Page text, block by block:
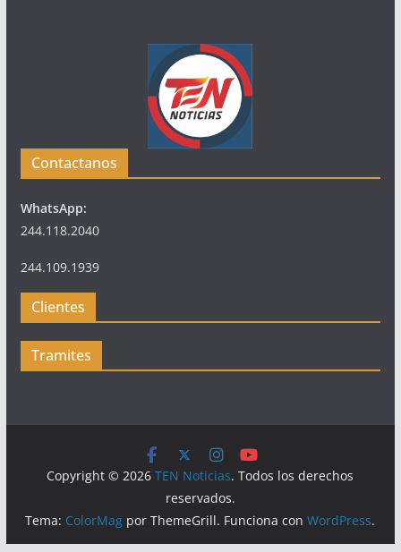
Contactanos
WhatsApp:
244.118.2040
244.109.1939
Clientes
Tramites
Copyright © 2026TEN Noticias. Todos los derechos
reservados.
Tema: ColorMag por ThemeGrill. Funciona conWordPress.